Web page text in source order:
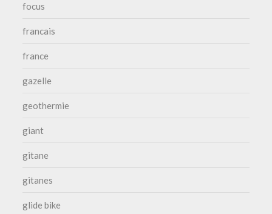
focus
francais
france
gazelle
geothermie
giant
gitane
gitanes
glide bike